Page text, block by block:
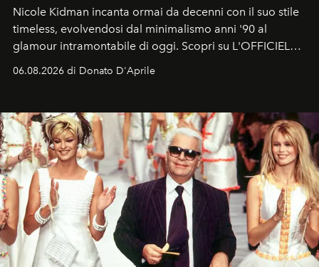
Nicole Kidman incanta ormai da decenni con il suo stile
timeless, evolvendosi dal minimalismo anni '90 al
glamour intramontabile di oggi. Scopri su L'OFFICIEL
Italia la sua style evolution.
06.08.2026 di Donato D'Aprile